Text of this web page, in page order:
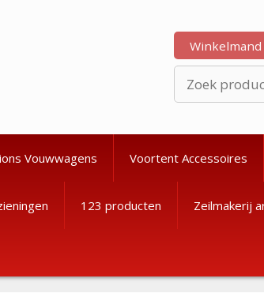
Winkelmand
naar:
Vouwwagens Voortent Accessoires
123 producten Zeilmakerij